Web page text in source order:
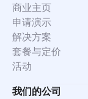
商业主页
申请演示
解决方案
套餐与定价
活动
我们的公司